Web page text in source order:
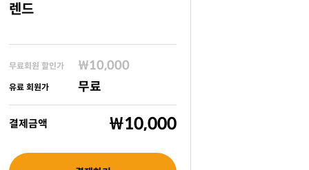
렌드
무료회원 할인가 ₩10,000
유료 회원가 무료
결제금액 ₩10,000